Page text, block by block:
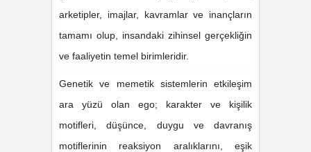
arketipler, imajlar, kavramlar ve inançların
tamamı olup, insandaki zihinsel gerçekliğin
ve faaliyetin temel birimleridir.
Genetik ve memetik sistemlerin etkileşim
ara yüzü olan ego; karakter ve kişilik
motifleri, düşünce, duygu ve davranış
motiflerinin reaksiyon aralıklarını, eşik